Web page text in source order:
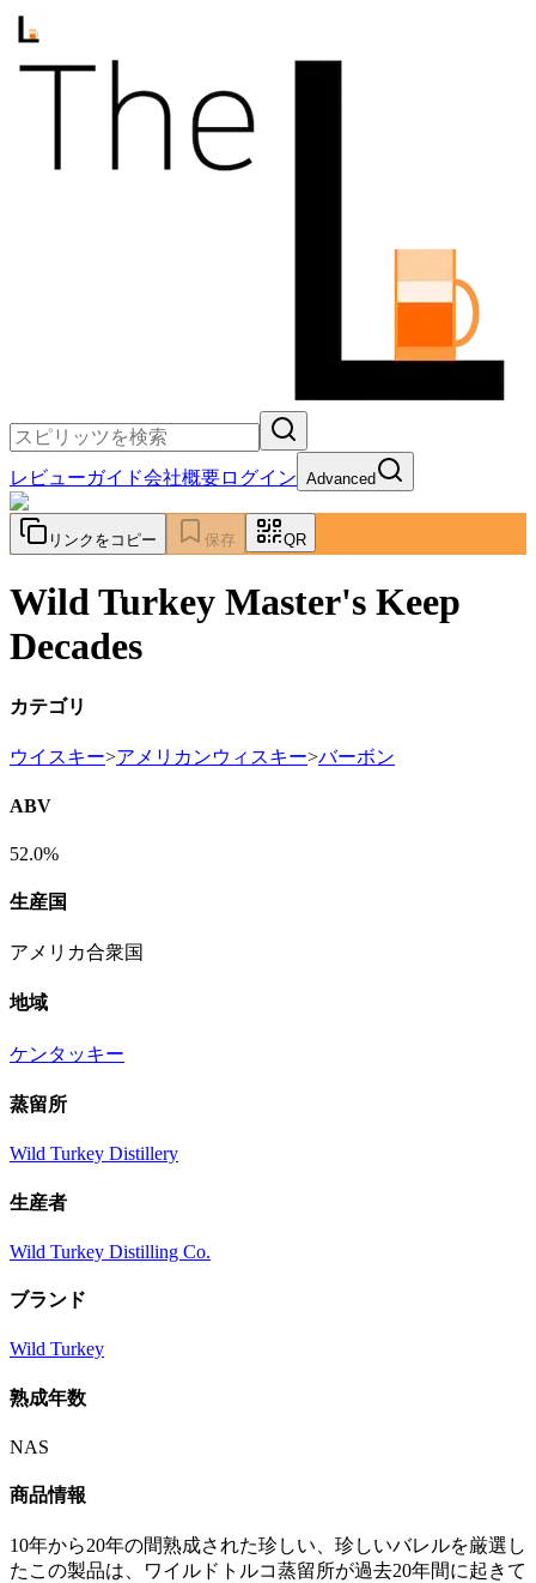
レビューガイド会社概要ログイン Advanced
リンクをコピー 保存 QR
Wild Turkey Master's Keep
Decades
カテゴリ
ウイスキー>アメリカンウィスキー>バーボン
ABV
52.0%
生産国
アメリカ合衆国
地域
ケンタッキー
蒸留所
Wild Turkey Distillery
生産者
Wild Turkey Distilling Co.
ブランド
Wild Turkey
熟成年数
NAS
商品情報
10年から20年の間熟成された珍しい、珍しいバレルを厳選し
たこの製品は、ワイルドトルコ蒸留所が過去20年間に起きて